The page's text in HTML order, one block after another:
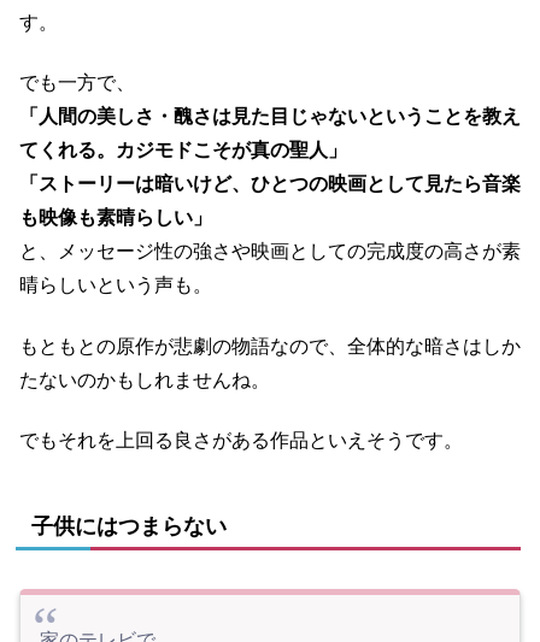
す。
でも一方で、
「人間の美しさ・醜さは見た目じゃないということを教え
てくれる。カジモドこそが真の聖人」
「ストーリーは暗いけど、ひとつの映画として見たら音楽
も映像も素晴らしい」
と、メッセージ性の強さや映画としての完成度の高さが素
晴らしいという声も。
もともとの原作が悲劇の物語なので、全体的な暗さはしか
たないのかもしれませんね。
でもそれを上回る良さがある作品といえそうです。
子供にはつまらない